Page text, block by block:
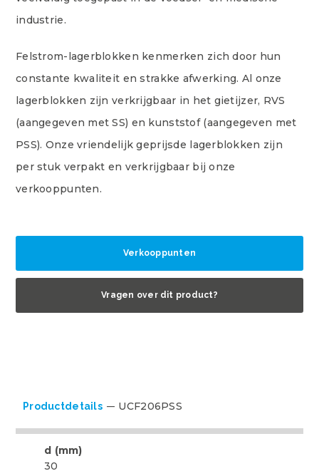
industrie.
Felstrom-lagerblokken kenmerken zich door hun
constante kwaliteit en strakke afwerking. Al onze
lagerblokken zijn verkrijgbaar in het gietijzer, RVS
(aangegeven met SS) en kunststof (aangegeven met
PSS). Onze vriendelijk geprijsde lagerblokken zijn
per stuk verpakt en verkrijgbaar bij onze
verkooppunten.
Verkooppunten
Vragen over dit product?
Productdetails UCF206PSS
d (mm)
30